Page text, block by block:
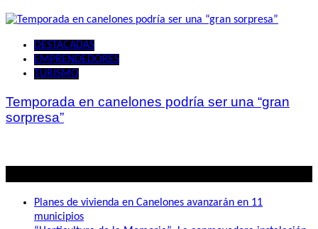
DESTACADAS
EMPRENDEDORES
TURISMO
Temporada en canelones podría ser una “gran
sorpresa”
Planes de vivienda en Canelones avanzarán en 11
municipios